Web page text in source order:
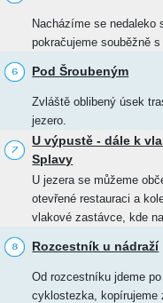
Nacházíme se
pokračujeme souběžně
Pod Šroubeným
Zvláště oblibený úsek
jezero.
U výpustě - dále k
Splavy
U jezera se můžeme
otevřené restauraci a
vlakové zastávce, kde
Rozcestník u nádraží
Od rozcestníku jdeme
cyklostezka, kopírujeme